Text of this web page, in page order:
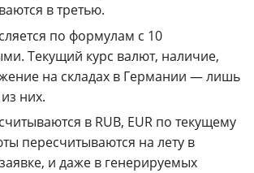
в третью.
по формулам с 10
Текущий курс валют, наличие,
на складах в Германии — лишь
них.
в RUB, EUR по текущему
пересчитываются на лету в
и даже в генерируемых